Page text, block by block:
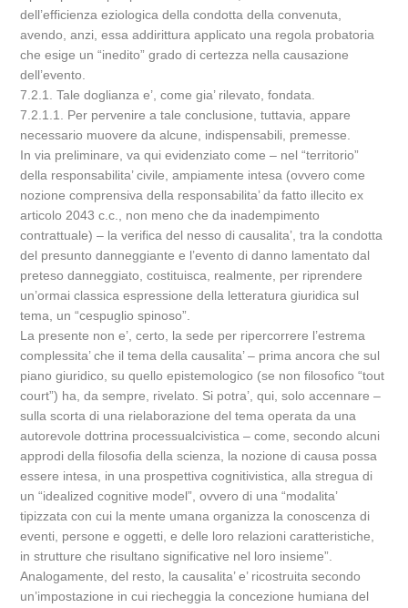
dell’efficienza eziologica della condotta della convenuta,
avendo, anzi, essa addirittura applicato una regola probatoria
che esige un “inedito” grado di certezza nella causazione
dell’evento.
7.2.1. Tale doglianza e’, come gia’ rilevato, fondata.
7.2.1.1. Per pervenire a tale conclusione, tuttavia, appare
necessario muovere da alcune, indispensabili, premesse.
In via preliminare, va qui evidenziato come – nel “territorio”
della responsabilita’ civile, ampiamente intesa (ovvero come
nozione comprensiva della responsabilita’ da fatto illecito ex
articolo 2043 c.c., non meno che da inadempimento
contrattuale) – la verifica del nesso di causalita’, tra la condotta
del presunto danneggiante e l’evento di danno lamentato dal
preteso danneggiato, costituisca, realmente, per riprendere
un’ormai classica espressione della letteratura giuridica sul
tema, un “cespuglio spinoso”.
La presente non e’, certo, la sede per ripercorrere l’estrema
complessita’ che il tema della causalita’ – prima ancora che sul
piano giuridico, su quello epistemologico (se non filosofico “tout
court”) ha, da sempre, rivelato. Si potra’, qui, solo accennare –
sulla scorta di una rielaborazione del tema operata da una
autorevole dottrina processualcivistica – come, secondo alcuni
approdi della filosofia della scienza, la nozione di causa possa
essere intesa, in una prospettiva cognitivistica, alla stregua di
un “idealized cognitive model”, ovvero di una “modalita’
tipizzata con cui la mente umana organizza la conoscenza di
eventi, persone e oggetti, e delle loro relazioni caratteristiche,
in strutture che risultano significative nel loro insieme”.
Analogamente, del resto, la causalita’ e’ ricostruita secondo
un’impostazione in cui riecheggia la concezione humiana del